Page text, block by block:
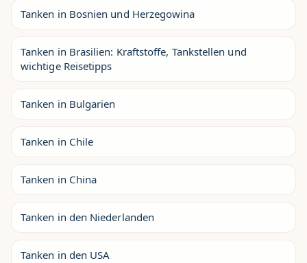
Tanken in Bosnien und Herzegowina
Tanken in Brasilien: Kraftstoffe, Tankstellen und
wichtige Reisetipps
Tanken in Bulgarien
Tanken in Chile
Tanken in China
Tanken in den Niederlanden
Tanken in den USA